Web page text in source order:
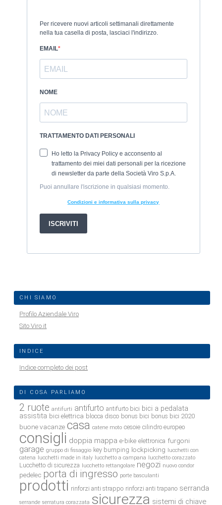
CHI SIAMO
Profilo Aziendale Viro
Sito Viro.it
INDICE
Indice completo dei post
DI COSA PARLIAMO
2 ruote antifurti antifurto antifurto bici bici a pedalata
assistita bici elettrica blocca disco bonus bici bonus bici 2020
buone vacanze casa catene moto cesoie cilindro europeo
consigli doppia mappa e-bike elettronica furgoni
garage gruppo di fissaggio key bumping lockpicking
lucchetti con
catena
lucchetti made in italy lucchetto a campana lucchetto corazzato
Lucchetto di sicurezza lucchetto rettangolare negozi nuovo condor
pedelec porta di ingresso porte basculanti
prodotti rinforzi anti strappo rinforzi anti trapano serranda
serrande serratura corazzata sicurezza sistemi di chiave